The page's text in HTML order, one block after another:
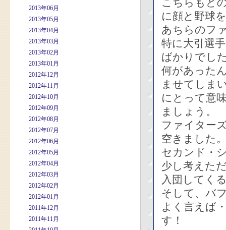
2013年06月
2013年05月
2013年04月
2013年03月
2013年02月
2013年01月
2012年12月
2012年11月
2012年10月
2012年09月
2012年08月
2012年07月
2012年06月
2012年05月
2012年04月
2012年03月
2012年02月
2012年01月
2011年12月
2011年11月
こちらもど
に顔と野球
あちらのフ
特に大引選
ばかりでし
何があった
ませてしま
にとって意
ましょう。
ファイター
空きました
セカンド・
少し考えた
入団してく
そして、バ
よく言えば
す！